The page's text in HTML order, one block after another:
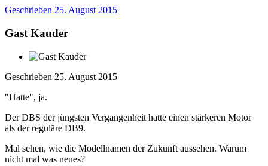
Geschrieben 25. August 2015
Gast Kauder
Geschrieben 25. August 2015
"Hatte", ja.
Der DBS der jüngsten Vergangenheit hatte einen stärkeren Motor
als der reguläre DB9.
Mal sehen, wie die Modellnamen der Zukunft aussehen. Warum
nicht mal was neues?